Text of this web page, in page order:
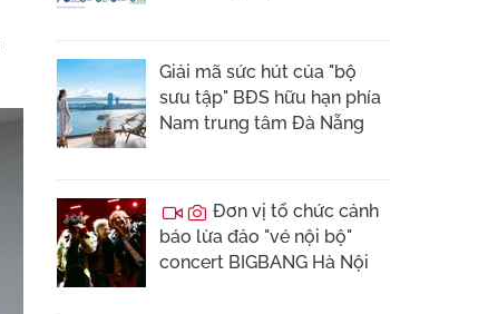
Giải mã sức hút của "bộ
sưu tập" BĐS hữu hạn phía
Nam trung tâm Đà Nẵng
Đơn vị tổ chức cảnh
báo lừa đảo "vé nội bộ"
concert BIGBANG Hà Nội